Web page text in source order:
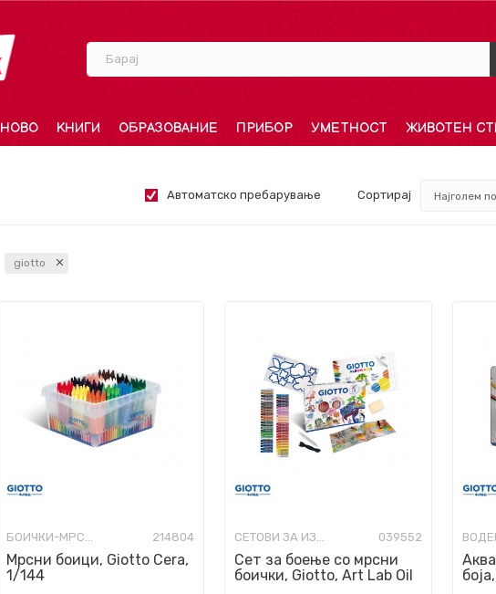
Барај
НОВО КНИГИ ОБРАЗОВАНИЕ ПРИБОР УМЕТНОСТ ЖИВОТЕН
Автоматско пребарување Сортирај
giotto
БОИЧКИ-МРСНИ, ВОСОЧНИ 214804
Мрсни боици, Giotto Cera,
1/144
СЕТОВИ ЗА ИЗРАБОТКА 039552
Сет за боење со мрсни
боички, Giotto, Art Lab Oil